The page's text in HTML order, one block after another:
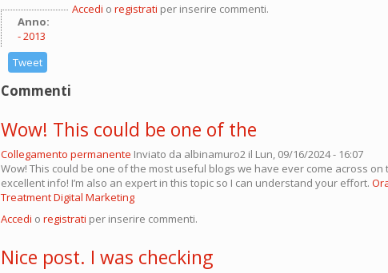
Anno:
2013
Accedi o registrati per inserire commenti.
Tweet
Commenti
Wow! This could be one of the
Collegamento permanente Inviato da albinamuro2 il Lun, 09/16/2024 - 16:07
Wow! This could be one of the most useful blogs we have ever come across on
excellent info! I’m also an expert in this topic so I can understand your effort.
Treatment Digital Marketing
Accedi o registrati per inserire commenti.
Nice post. I was checking